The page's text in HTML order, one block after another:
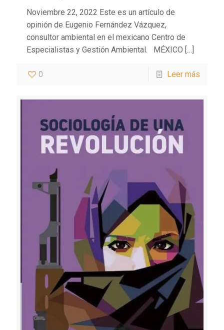
Noviembre 22, 2022 Este es un artículo de
opinión de Eugenio Fernández Vázquez,
consultor ambiental en el mexicano Centro de
Especialistas y Gestión Ambiental. MÉXICO […]
0 Leer más